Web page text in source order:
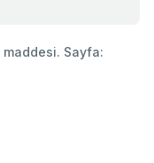
maddesi. Sayfa: